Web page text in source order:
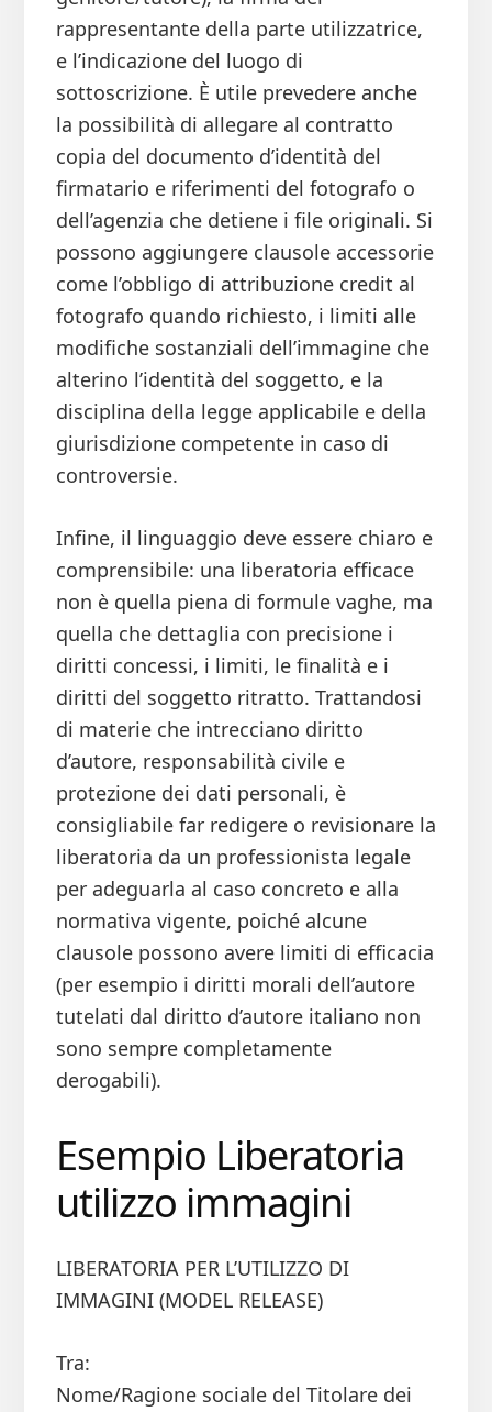
rappresentante della parte utilizzatrice,
e l’indicazione del luogo di
sottoscrizione. È utile prevedere anche
la possibilità di allegare al contratto
copia del documento d’identità del
firmatario e riferimenti del fotografo o
dell’agenzia che detiene i file originali. Si
possono aggiungere clausole accessorie
come l’obbligo di attribuzione credit al
fotografo quando richiesto, i limiti alle
modifiche sostanziali dell’immagine che
alterino l’identità del soggetto, e la
disciplina della legge applicabile e della
giurisdizione competente in caso di
controversie.
Infine, il linguaggio deve essere chiaro e
comprensibile: una liberatoria efficace
non è quella piena di formule vaghe, ma
quella che dettaglia con precisione i
diritti concessi, i limiti, le finalità e i
diritti del soggetto ritratto. Trattandosi
di materie che intrecciano diritto
d’autore, responsabilità civile e
protezione dei dati personali, è
consigliabile far redigere o revisionare la
liberatoria da un professionista legale
per adeguarla al caso concreto e alla
normativa vigente, poiché alcune
clausole possono avere limiti di efficacia
(per esempio i diritti morali dell’autore
tutelati dal diritto d’autore italiano non
sono sempre completamente
derogabili).
Esempio Liberatoria
utilizzo immagini
LIBERATORIA PER L’UTILIZZO DI
IMMAGINI (MODEL RELEASE)
Tra:
Nome/Ragione sociale del Titolare dei